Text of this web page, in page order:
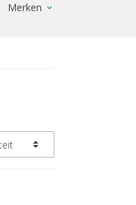
Merken expand_more